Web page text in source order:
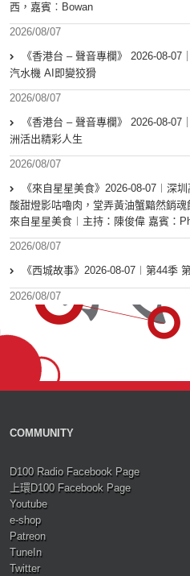
西，嘉賓︰Bowan
2026/08/07
《香港台 – 聲音專欄》 2026-08-
汽水機 AI即變狡猾
2026/08/07
《香港台 – 聲音專欄》 2026-08-
洲活出精彩人生
2026/08/07
《來自星星美食》2026-08-07︱深
酸甜燈影咕嚕肉，堂弄黃油蟹黯然銷魂
來自星星美食︱主持：陳俊偉 嘉賓：
2026/08/07
《西城故事》2026-08-07︱第44季
2026/08/07
COMMUNITY
D100 Radio Facebook Page
上環D100 Facebook Page
Youtube
e-shop
Patreon
TuneIn
Twitter